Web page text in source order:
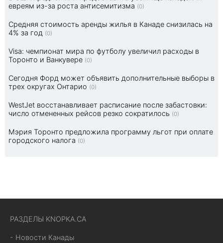
евреям из-за роста антисемитизма (0)
Средняя стоимость аренды жилья в Канаде снизилась на
4% за год (0)
Visa: чемпионат мира по футболу увеличил расходы в
Торонто и Ванкувере (0)
Сегодня Форд может объявить дополнительные выборы в
трех округах Онтарио (0)
WestJet восстанавливает расписание после забастовки:
число отмененных рейсов резко сократилось (0)
Мэрия Торонто предложила программу льгот при оплате
городского налога (0)
РАЗДЕЛЫ KNOPKA.CA
- Новости Канады